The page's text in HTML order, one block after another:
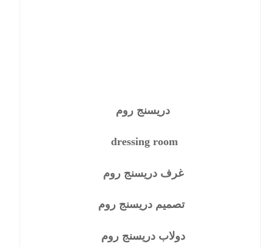
دريسنج روم
dressing room
غرف دريسنج روم
تصميم دريسنج روم
دولاب دريسنج روم